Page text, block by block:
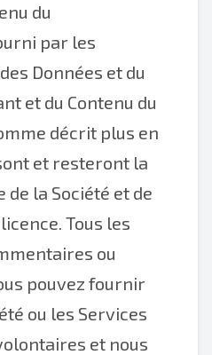
du
par les
Données et du
et du Contenu du
décrit plus en
et resteront la
la Société et de
Tous les
ou
pouvez fournir
ou les Services
et nous